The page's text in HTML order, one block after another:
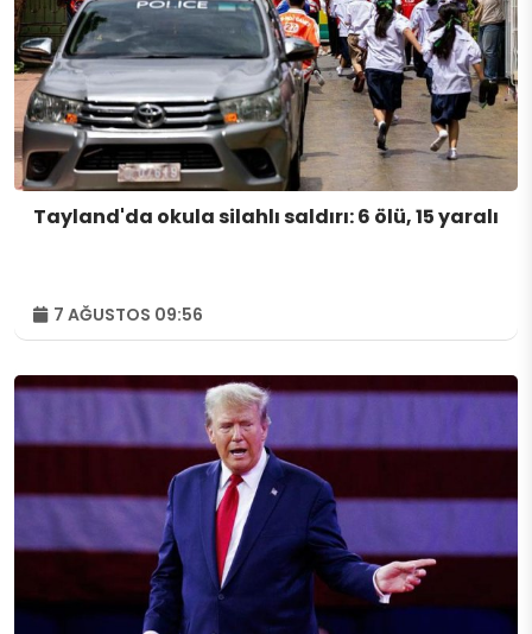
Tayland'da okula silahlı saldırı: 6 ölü, 15 yaralı
7 AĞUSTOS 09:56